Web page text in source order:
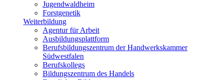
Jugendwaldheim
Forstgenetik
Weiterbildung
Agentur für Arbeit
Ausbildungsplattform
Berufsbildungszentrum der Handwerkskammer
Südwestfalen
Berufskollegs
Bildungszentrum des Handels